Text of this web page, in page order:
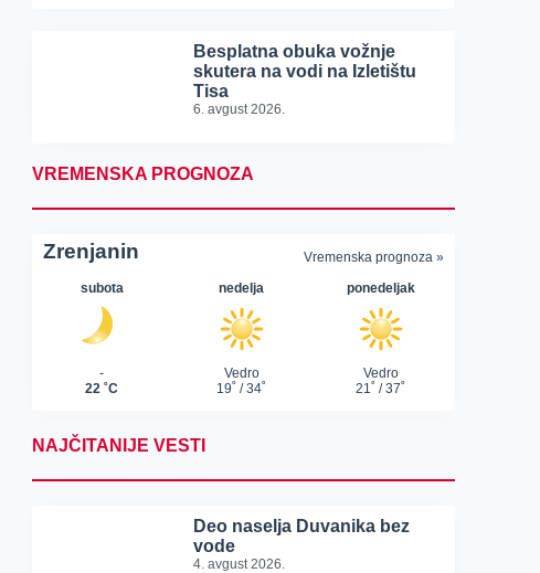
Besplatna obuka vožnje
skutera na vodi na Izletištu
Tisa
6. avgust 2026.
VREMENSKA PROGNOZA
NAJČITANIJE VESTI
Deo naselja Duvanika bez
vode
4. avgust 2026.